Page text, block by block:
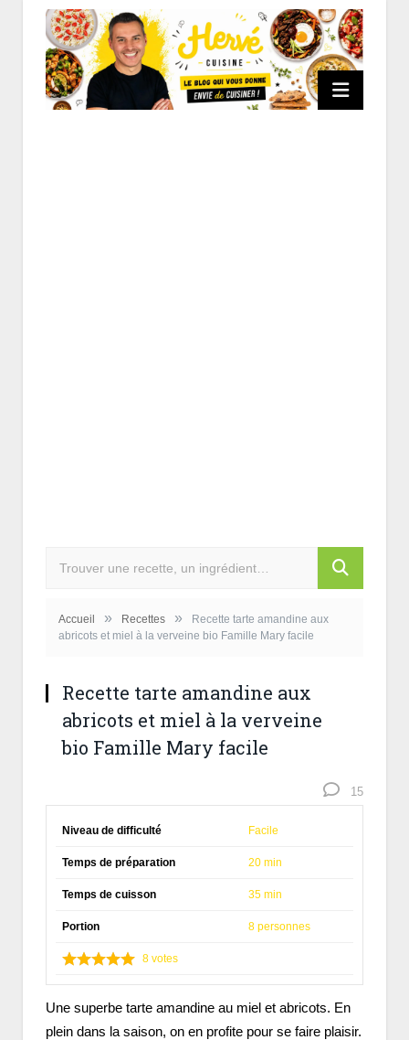
Accueil » Recettes »
Recette tarte amandine aux
abricots et miel à la verveine bio Famille Mary facile
Recette tarte amandine aux
abricots et miel à la verveine
bio Famille Mary facile
15
Niveau de difficulté Facile
Temps de préparation 20 min
Temps de cuisson 35 min
Portion 8 personnes
8 votes
Une superbe tarte amandine au miel et abricots. En
plein dans la saison, on en profite pour se faire plaisir.